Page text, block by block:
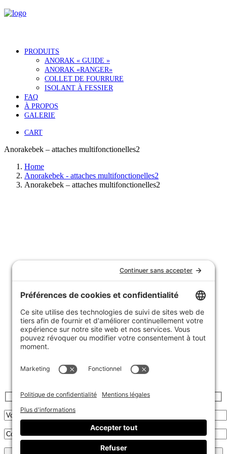
PRODUITS
ANORAK « GUIDE »
ANORAK «RANGER»
COLLET DE FOURRURE
ISOLANT À FESSIER
FAQ
À PROPOS
GALERIE
CART
Anorakebek – attaches multifonctionelles2
Home
Anorakebek - attaches multifonctionelles2
Anorakebek – attaches multifonctionelles2
FAQ
Achats de groupe
Politique de confidentialité
Inscrivez-vous à l’infolettre :